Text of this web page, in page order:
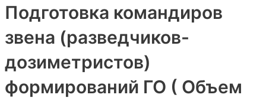
Подготовка командиров
звена (разведчиков-
дозиметристов)
формирований ГО ( Объем